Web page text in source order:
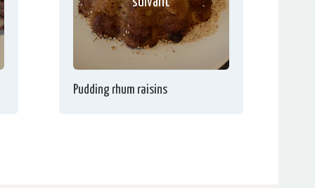
Pudding rhum raisins